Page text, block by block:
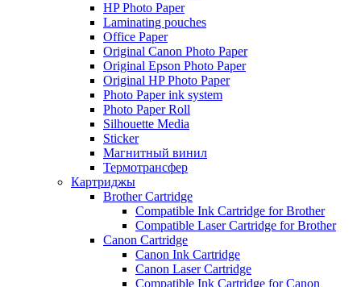
HP Photo Paper
Laminating pouches
Office Paper
Original Canon Photo Paper
Original Epson Photo Paper
Original HP Photo Paper
Photo Paper ink system
Photo Paper Roll
Silhouette Media
Sticker
Магнитный винил
Термотрансфер
Картриджы
Brother Cartridge
Compatible Ink Cartridge for Brother
Compatible Laser Cartridge for Brother
Canon Cartridge
Canon Ink Cartridge
Canon Laser Cartridge
Compatible Ink Cartridge for Canon